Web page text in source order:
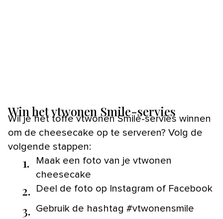
Win het vtwonen Smile-servies
Wil je het toffe vtwonen Smile-servies winnen
om de cheesecake op te serveren? Volg de
volgende stappen:
1.
Maak een foto van je vtwonen
cheesecake
2. Deel de foto op Instagram of Facebook
3. Gebruik de hashtag #vtwonensmile